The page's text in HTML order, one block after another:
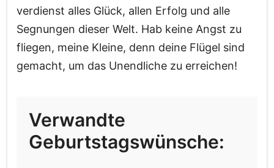
verdienst alles Glück, allen Erfolg und alle
Segnungen dieser Welt. Hab keine Angst zu
fliegen, meine Kleine, denn deine Flügel sind
gemacht, um das Unendliche zu erreichen!
Verwandte
Geburtstagswünsche: